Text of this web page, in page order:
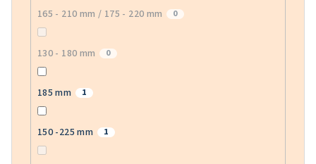
165 - 210 mm / 175 - 220 mm 0
130 - 180 mm 0
185 mm 1
150 -225 mm 1